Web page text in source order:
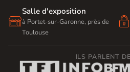

Salle d'exposition
à Portet-sur-Garonne, près de
Toulouse

ILS PARLENT